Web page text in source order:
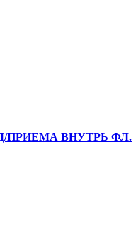
ПРИЕМА ВНУТРЬ ФЛ.